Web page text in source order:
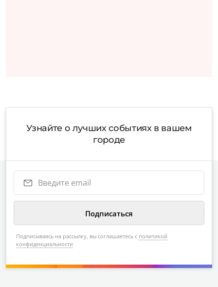
Узнайте о лучших событиях в вашем
городе
Подписываясь на рассылку, вы соглашаетесь с политикой
конфиденциальности